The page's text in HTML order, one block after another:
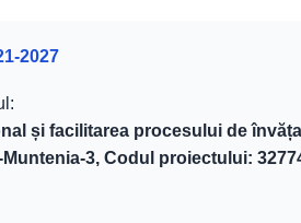
2027
și facilitarea procesului de
3, Codul proiectului: